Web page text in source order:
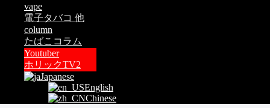
vape
電子タバコ 他
column
たばこコラム
Youtuber
ホリックTV2
Japanese
English
Chinese